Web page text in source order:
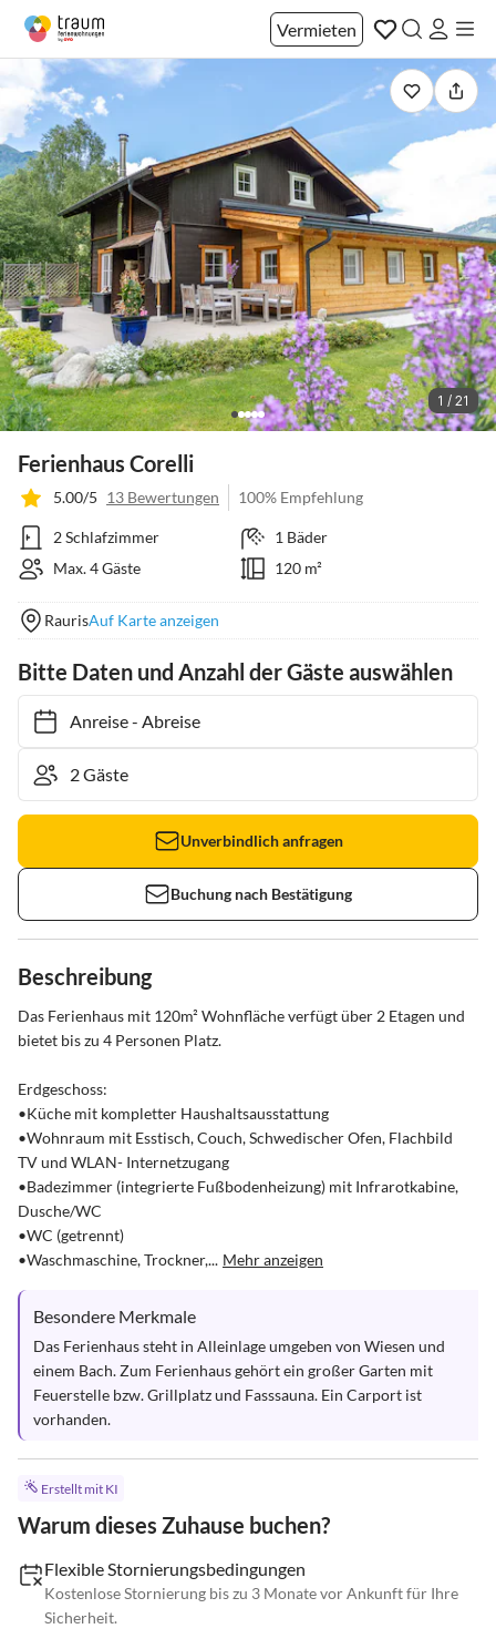
Vermieten
1 / 21
Ferienhaus Corelli
5.00/5 13 Bewertungen 100% Empfehlung
2 Schlafzimmer
1 Bäder
Max. 4 Gäste
120 m²
RaurisAuf Karte anzeigen
Bitte Daten und Anzahl der Gäste auswählen
Anreise- Abreise
Unverbindlich anfragen
Buchung nach Bestätigung
Beschreibung
Das Ferienhaus mit 120m² Wohnfläche verfügt über 2 Etagen und
bietet bis zu 4 Personen Platz.
Erdgeschoss:
•Küche mit kompletter Haushaltsausstattung
•Wohnraum mit Esstisch, Couch, Schwedischer Ofen, Flachbild
TV und WLAN- Internetzugang
•Badezimmer (integrierte Fußbodenheizung) mit Infrarotkabine,
Dusche/WC
•WC (getrennt)
•Waschmaschine, Trockner,... Mehr anzeigen
Besondere Merkmale
Das Ferienhaus steht in Alleinlage umgeben von Wiesen und
einem Bach. Zum Ferienhaus gehört ein großer Garten mit
Feuerstelle bzw. Grillplatz und Fasssauna. Ein Carport ist
vorhanden.
Erstellt mit KI
Warum dieses Zuhause buchen?
Flexible Stornierungsbedingungen
Kostenlose Stornierung bis zu 3 Monate vor Ankunft für Ihre
Sicherheit.